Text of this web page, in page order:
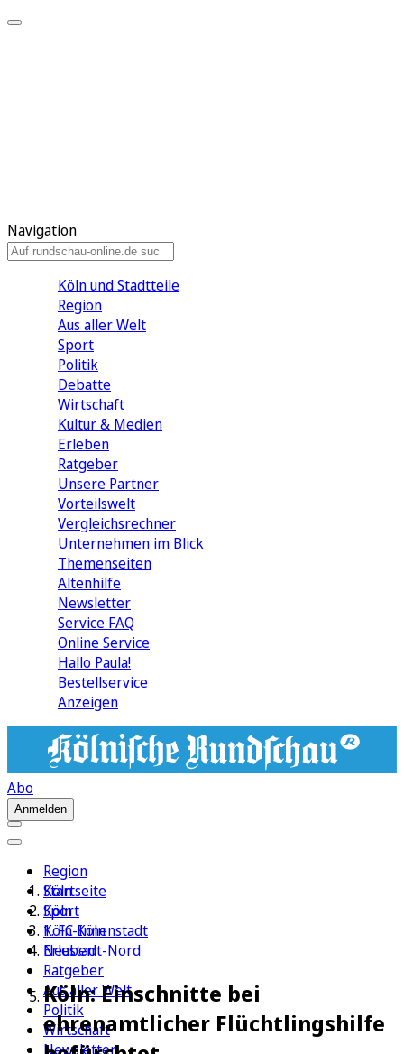
Navigation
Köln und Stadtteile
Region
Aus aller Welt
Sport
Politik
Debatte
Wirtschaft
Kultur & Medien
Erleben
Ratgeber
Unsere Partner
Vorteilswelt
Vergleichsrechner
Unternehmen im Blick
Themenseiten
Altenhilfe
Newsletter
Service FAQ
Online Service
Hallo Paula!
Bestellservice
Anzeigen
Abo
Anmelden
Region
Köln
Sport
1. FC Köln
Erleben
Ratgeber
Aus aller Welt
Politik
Wirtschaft
Newsletter
Startseite
Köln
Köln-Innenstadt
Neustadt-Nord
Köln: Einschnitte bei
ehrenamtlicher Flüchtlingshilfe